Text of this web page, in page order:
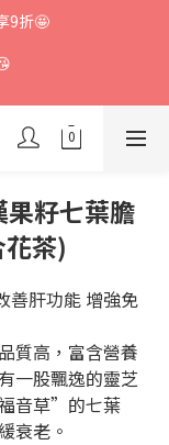
9折🤩
籽七葉膽
茶)
善肝功能 增強免
質高，富含營養
一股飄逸的靈芝
音草”的七葉
衰老。